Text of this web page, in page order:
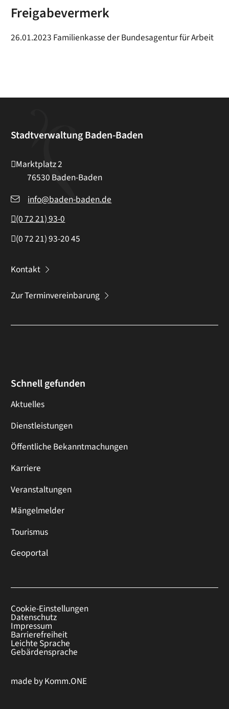
Freigabevermerk
26.01.2023 Familienkasse der Bundesagentur für Arbeit
Stadtverwaltung Baden-Baden
Marktplatz 2
76530 Baden-Baden
info@baden-baden.de
(07221) 93-0
(07221) 93-2045
Kontakt
Zur Terminvereinbarung
Schnell gefunden
Aktuelles
Dienstleistungen
Öffentliche Bekanntmachungen
Karriere
Veranstaltungen
Mängelmelder
Tourismus
Geoportal
Cookie-Einstellungen
Datenschutz
Impressum
Barrierefreiheit
Leichte Sprache
Gebärdensprache
made byKomm.ONE